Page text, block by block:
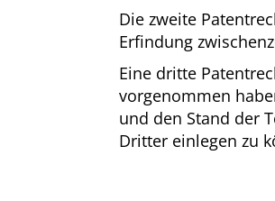
Die zweite
Erfindung
Eine dritte
vorgenommen
und den Stand der
Dritter einlegen zu